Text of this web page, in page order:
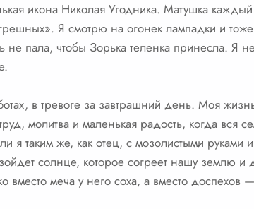
икона Николая Угодника. Матушка
Я смотрю на огонек лампадки и
не пала, чтобы Зорька теленка принесла.
в тревоге за завтрашний день. Моя
молитва и маленькая радость, когда вся
ли я таким же, как отец, с мозолистыми
солнце, которое согреет нашу
вместо меча у него соха, а вместо доспехов